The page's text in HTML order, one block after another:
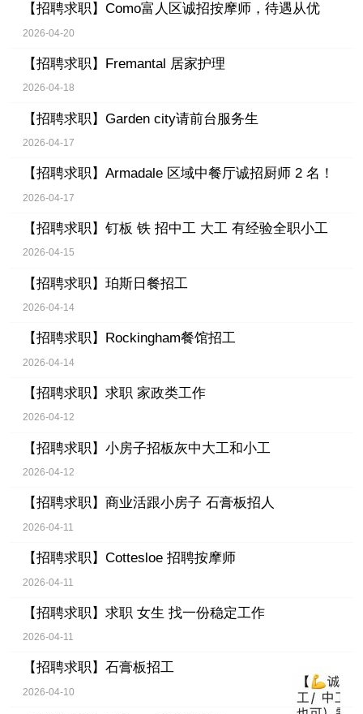
【招聘求职】 Como富人区诚招按摩师，待遇从优
2026-04-20
【招聘求职】 Fremantal 居家护理
2026-04-18
【招聘求职】 Garden city请前台服务生
2026-04-17
【招聘求职】 Armadale 区域中餐厅诚招厨师 2 名！
2026-04-17
【招聘求职】 钉板 铁 招中工 大工 有经验全职小工
2026-04-15
【招聘求职】 珀斯日餐招工
2026-04-14
【招聘求职】 Rockingham餐馆招工
2026-04-14
【招聘求职】 求职 家政类工作
2026-04-12
【招聘求职】 小房子招板灰中大工和小工
2026-04-12
【招聘求职】 商业活跟小房子 石膏板招人
2026-04-11
【招聘求职】 Cottesloe 招聘按摩师
2026-04-11
【招聘求职】 求职 女生 找一份稳定工作
2026-04-11
【招聘求职】 石膏板招工
2026-04-10